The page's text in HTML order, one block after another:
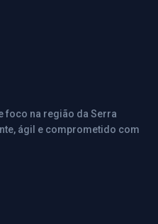
na região da Serra
ágil e comprometido com